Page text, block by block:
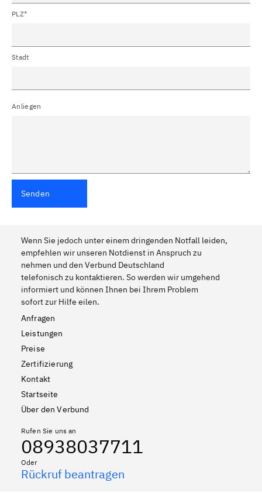
PLZ*
Stadt
Anliegen
Senden
Wenn Sie jedoch unter einem dringenden Notfall leiden,
empfehlen wir unseren Notdienst in Anspruch zu
nehmen und den Verbund Deutschland
telefonisch zu kontaktieren. So werden wir umgehend
informiert und können Ihnen bei Ihrem Problem
sofort zur Hilfe eilen.
Anfragen
Leistungen
Preise
Zertifizierung
Kontakt
Startseite
Über den Verbund
Rufen Sie uns an
08938037711
Oder
Rückruf beantragen